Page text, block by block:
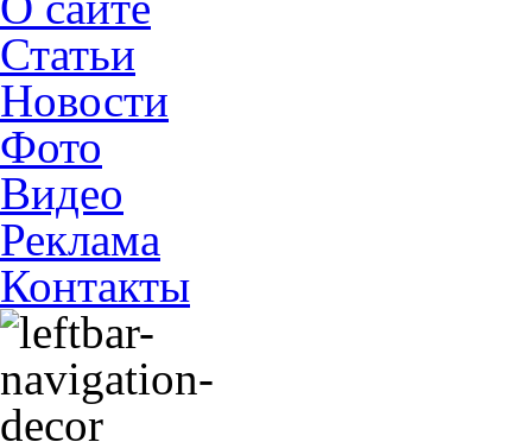
Статьи
Новости
Фото
Видео
Реклама
Контакты